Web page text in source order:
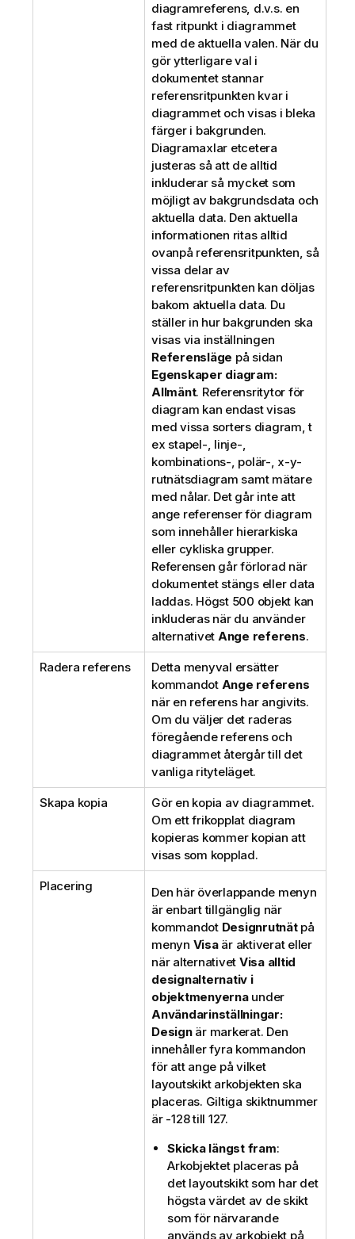
diagramreferens, d.v.s. en
fast ritpunkt i diagrammet
med de aktuella valen. När du
gör ytterligare val i
dokumentet stannar
referensritpunkten kvar i
diagrammet och visas i bleka
färger i bakgrunden.
Diagramaxlar etcetera
justeras så att de alltid
inkluderar så mycket som
möjligt av bakgrundsdata och
aktuella data. Den aktuella
informationen ritas alltid
ovanpå referensritpunkten, så
vissa delar av
referensritpunkten kan döljas
bakom aktuella data. Du
ställer in hur bakgrunden ska
visas via inställningen
Referensläge på sidan
Egenskaper diagram:
Allmänt. Referensritytor för
diagram kan endast visas
med vissa sorters diagram, t
ex stapel-, linje-,
kombinations-, polär-, x-y-
rutnätsdiagram samt mätare
med nålar. Det går inte att
ange referenser för diagram
som innehåller hierarkiska
eller cykliska grupper.
Referensen går förlorad när
dokumentet stängs eller data
laddas. Högst 500 objekt kan
inkluderas när du använder
alternativet Ange referens.
Radera referens
Detta menyval ersätter
kommandot Ange referens
när en referens har angivits.
Om du väljer det raderas
föregående referens och
diagrammet återgår till det
vanliga rityteläget.
Skapa kopia
Gör en kopia av diagrammet.
Om ett frikopplat diagram
kopieras kommer kopian att
visas som kopplad.
Placering
Den här överlappande menyn
är enbart tillgänglig när
kommandot Designrutnätpå
menyn Visaär aktiverat eller
när alternativet Visa alltid
designalternativ i
objektmenyernaunder
Användarinställningar:
Designär markerat. Den
innehåller fyra kommandon
för att ange på vilket
layoutskikt arkobjekten ska
placeras. Giltiga skiktnummer
är -128 till 127.
Skicka längst fram:
Arkobjektet placeras på
det layoutskikt som har det
högsta värdet av de skikt
som för närvarande
används av arkobjekt på